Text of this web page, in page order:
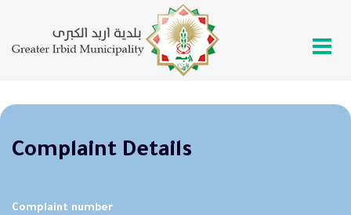
Complaint Details
Complaint number